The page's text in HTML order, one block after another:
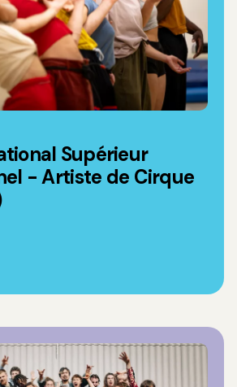
Supérieur
- Artiste de Cirque